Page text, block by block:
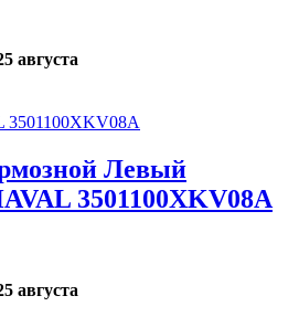
августа
Левый
3501100XKV08A
августа